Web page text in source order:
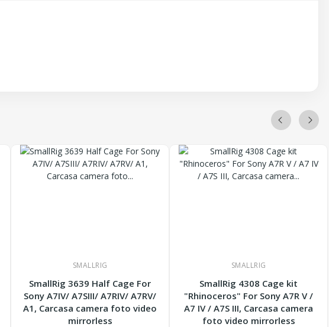
SMALLRIG
SmallRig 3639 Half Cage For
Sony A7IV/ A7SIII/ A7RIV/ A7RV/
A1, Carcasa camera foto video
mirrorless
SMALLRIG
SmallRig 4308 Cage kit
"Rhinoceros" For Sony A7R V /
A7 IV / A7S III, Carcasa camera
foto video mirrorless